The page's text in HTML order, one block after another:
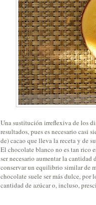
Una sustitución irreflexiva de los
resultados, pues es necesario casi
de) cacao que lleva la receta y de
El chocolate blanco no es tan rico
ser necesario aumentar la
conservar un equilibrio similar de
chocolate suele ser más dulce,
cantidad de azúcar o, incluso,